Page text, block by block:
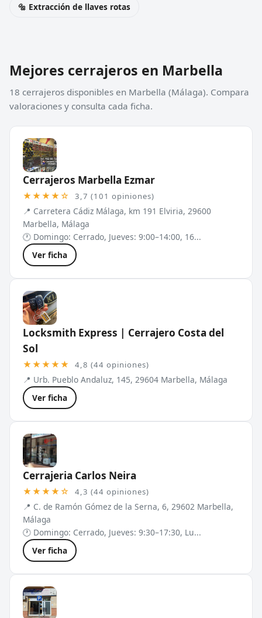
🔩 Extracción de llaves rotas
Mejores cerrajeros en Marbella
18 cerrajeros disponibles en Marbella (Málaga). Compara
valoraciones y consulta cada ficha.
Cerrajeros Marbella Ezmar
★★★★☆ 3,7 (101 opiniones)
📍 Carretera Cádiz Málaga, km 191 Elviria, 29600
Marbella, Málaga
🕐 Domingo: Cerrado, Jueves: 9:00–14:00, 16...
Ver ficha
Locksmith Express | Cerrajero Costa del
Sol
★★★★★ 4,8 (44 opiniones)
📍 Urb. Pueblo Andaluz, 145, 29604 Marbella, Málaga
Ver ficha
Cerrajeria Carlos Neira
★★★★☆ 4,3 (44 opiniones)
📍 C. de Ramón Gómez de la Serna, 6, 29602 Marbella,
Málaga
🕐 Domingo: Cerrado, Jueves: 9:30–17:30, Lu...
Ver ficha